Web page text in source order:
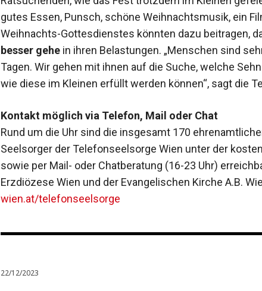
gutes Essen, Punsch, schöne Weihnachtsmusik, ein
Weihnachts-Gottesdienstes könnten dazu beitragen,
besser gehein ihren Belastungen. „Menschen sind
Tagen. Wir gehen mit ihnen auf die Suche, welche
wie diese im Kleinen erfüllt werden können“, sagt die
Kontakt möglich via Telefon, Mail oder Chat
Rund um die Uhr sind die insgesamt 170
Seelsorger der Telefonseelsorge Wien unter der
sowie per Mail- oder Chatberatung (16-23 Uhr)
Erzdiözese Wien und der Evangelischen Kirche A.B.
wien.at/telefonseelsorge
22/12/2023